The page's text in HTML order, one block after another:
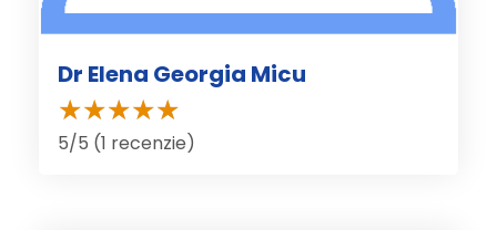
Dr Elena Georgia Micu
5/5 (1 recenzie)